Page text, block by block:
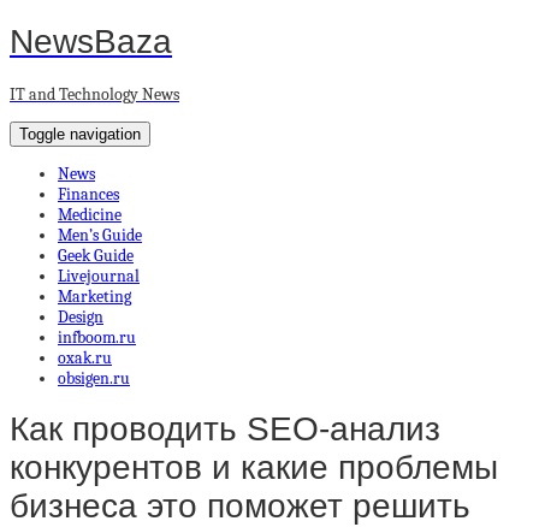
NewsBaza
IT and Technology News
Toggle navigation
News
Finances
Medicine
Men’s Guide
Geek Guide
Livejournal
Marketing
Design
infboom.ru
oxak.ru
obsigen.ru
Как проводить SEO-анализ
конкурентов и какие проблемы
бизнеса это поможет решить